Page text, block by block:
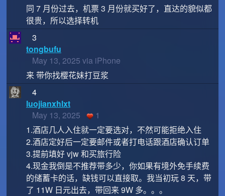
同 7 月份过去，机票 3 月份就买好了，直达的貌似都
很贵，所以选择转机
3
tongbufu
May 13, 2025 via iPhone
来 带你找樱花妹打豆浆
4
luojianxhlxt
May 13, 2025
1
1.酒店几人入住就一定要选对，不然可能拒绝入住
2.酒店定好后一定要邮件或者打电话跟酒店确认订单
3.提前填好 vjw 和买旅行险
4.现金我倒是不推荐带多少，你如果有境外免手续费
的储蓄卡的话，缺钱可以直接取。我当初玩 8 天，带
了 11W 日元出去，带回来 9W 多。。。